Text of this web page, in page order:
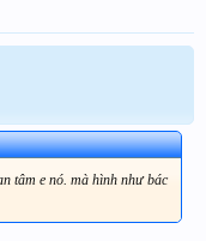
tâm e nó. mà hình như bác